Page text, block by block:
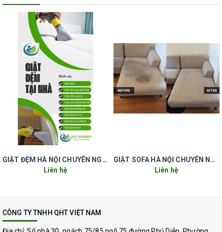
người hàng ngày ghế sofa dễ bị bám các vết bẩn làm cho
ghế bị mất đi vẻ đẹp vốn có và đó còn là điều kiện thuận lợi
cho các loại vi khuẩn trú ẩn, phát triển, gây hại đến sức
khỏe con người. Nếu không giặt ghế sofa tại nhà theo định
kỳ thì ghế sẽ bị mất đi vẻ đẹp vốn có. Hơn nữa chúng ta dễ
bị dị ứng mỗi khi tiếp xúc do vi khuẩn và nấm mốc gây ra,
đặc biệt khi nhà có trẻ nhỏ khi ngồi lên những chiếc ghế
sofa bẩn sẽ bị ngứa có thể gây nguy hiểm đến sức khoẻ
đặc biệt là có thể phát sinh ra nhiều bệnh nghiêm trọng
khác. Việc giặt ghế sofa thường xuyên và định kỳ sẽ giúp
ghế luôn giữ được vẻ đẹp vốn có, hơn nữa giặt ghế sofa tại
nấm ký sinh bởi các thiết bị máy móc, hóa chất giặt ghế
GIẶT ĐỆM HÀ NỘI CHUYÊN NGHIỆP UY TÍN GIÁ RẺ
Liên hệ
GIẶT SOFA HÀ NỘI CHUYÊN NGHIỆP UY TÍN GIÁ RẺ
Liên hệ
CÔNG TY TNHH QHT VIỆT NAM